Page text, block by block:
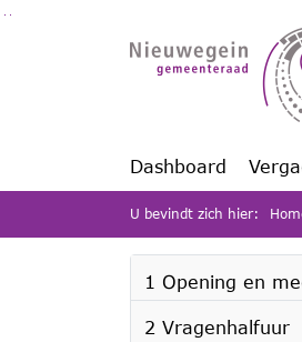
Ga naar de inhoud van deze
Dashboard
U bevindt zich hier:
1 Opening en
2 Vragenhalfuur